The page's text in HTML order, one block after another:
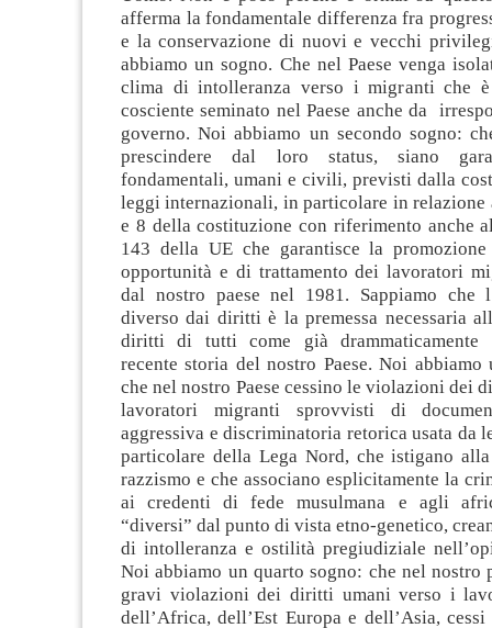
afferma la fondamentale differenza fra
e la conservazione di nuovi e vecchi
abbiamo un sogno. Che nel Paese venga
clima di intolleranza verso i migranti che
cosciente seminato nel Paese anche da
governo. Noi abbiamo un secondo sogno:
prescindere dal loro status, siano
fondamentali, umani e civili, previsti dalla
leggi internazionali, in particolare in
e 8 della costituzione con riferimento anche
143 della UE che garantisce la
opportunità e di trattamento dei lavoratori
dal nostro paese nel 1981. Sappiamo che
diverso dai diritti è la premessa necessaria
diritti di tutti come già drammaticamente
recente storia del nostro Paese. Noi abbiamo
che nel nostro Paese cessino le violazioni dei
lavoratori migranti sprovvisti di
aggressiva e discriminatoria retorica usata da
particolare della Lega Nord, che istigano
razzismo e che associano esplicitamente la
ai credenti di fede musulmana e agli
“diversi” dal punto di vista etno-genetico,
di intolleranza e ostilità pregiudiziale
Noi abbiamo un quarto sogno: che nel nostro
gravi violazioni dei diritti umani verso i
dell’Africa, dell’Est Europa e dell’Asia,